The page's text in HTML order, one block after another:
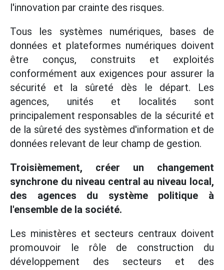
l'innovation par crainte des risques.
Tous les systèmes numériques, bases de
données et plateformes numériques doivent
être conçus, construits et exploités
conformément aux exigences pour assurer la
sécurité et la sûreté dès le départ. Les
agences, unités et localités sont
principalement responsables de la sécurité et
de la sûreté des systèmes d'information et de
données relevant de leur champ de gestion.
Troisièmement, créer un changement
synchrone du niveau central au niveau local,
des agences du système politique à
l'ensemble de la société.
Les ministères et secteurs centraux doivent
promouvoir le rôle de construction du
développement des secteurs et des